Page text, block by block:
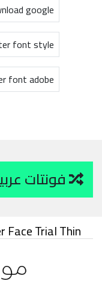
google
font style
font adobe
Face Trial Thin